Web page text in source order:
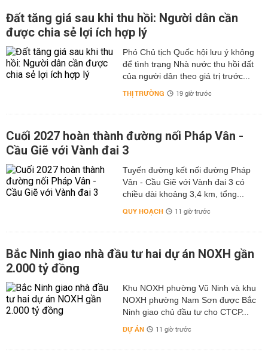
Đất tăng giá sau khi thu hồi: Người dân cần
được chia sẻ lợi ích hợp lý
Phó Chủ tịch Quốc hội lưu ý không
để tình trạng Nhà nước thu hồi đất
của người dân theo giá trị trước...
THỊ TRƯỜNG 19 giờ trước
Cuối 2027 hoàn thành đường nối Pháp Vân -
Cầu Giẽ với Vành đai 3
Tuyến đường kết nối đường Pháp
Vân - Cầu Giẽ với Vành đai 3 có
chiều dài khoảng 3,4 km, tổng...
QUY HOẠCH 11 giờ trước
Bắc Ninh giao nhà đầu tư hai dự án NOXH gần
2.000 tỷ đồng
Khu NOXH phường Vũ Ninh và khu
NOXH phường Nam Sơn được Bắc
Ninh giao chủ đầu tư cho CTCP...
DỰ ÁN 11 giờ trước